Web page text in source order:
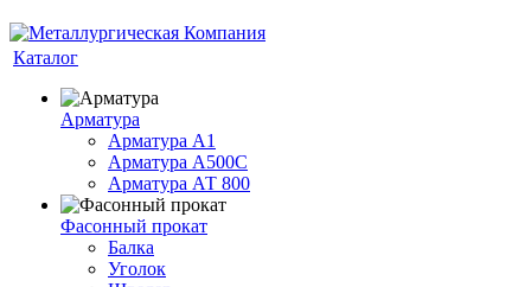
Каталог
Арматура
Арматура А1
Арматура А500С
Арматура АТ 800
Фасонный прокат
Балка
Уголок